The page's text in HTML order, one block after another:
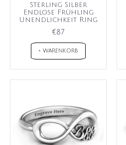
Sterling Silber
Endlose Frühling
Unendlichkeit Ring
€87
+ WARENKORB